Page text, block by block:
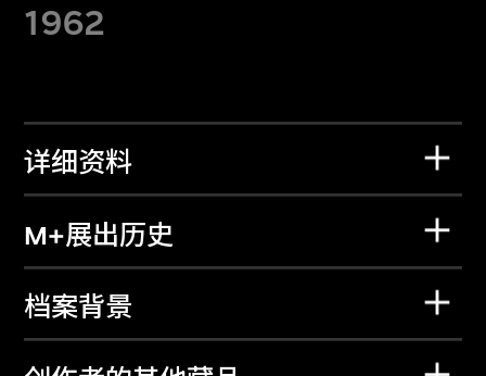
1962
详细资料
M+展出历史
档案背景